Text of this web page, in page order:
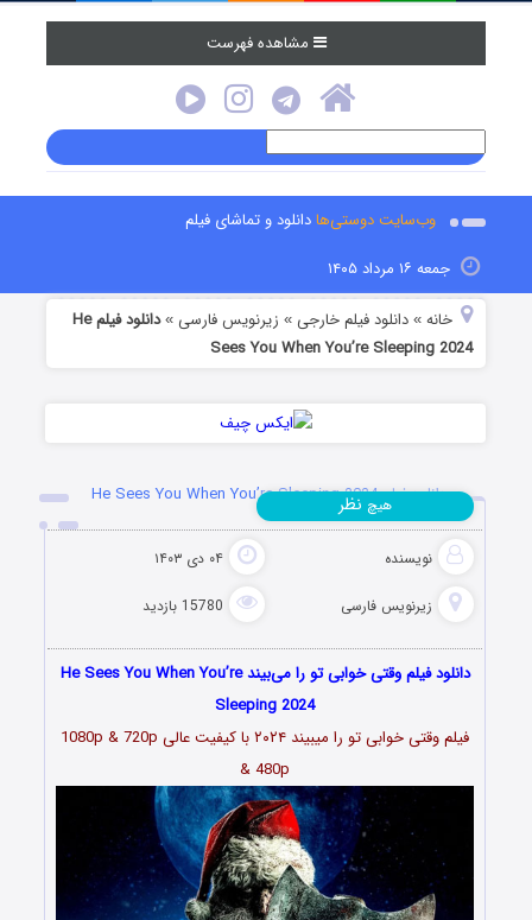
مشاهده فهرست
وب‌سایت دوستی‌هادانلود و تماشای فیلم
جمعه ۱۶ مرداد ۱۴۰۵
خانه »دانلود فیلم خارجی » زیرنویس فارسی »
دانلود فیلم He
Sees You When You’re Sleeping 2024
دانلود فیلم He Sees You When You’re Sleeping 2024
نویسنده ۰۴ دی ۱۴۰۳
زیرنویس فارسی 15780 بازدید
هیچ نظر
دانلود فیلم وقتی خوابی تو را می‌بیند He Sees You When You’re
Sleeping 2024
فیلم وقتی خوابی تو را میبیند ۲۰۲۴ با کیفیت عالی 1080p & 720p
& 480p